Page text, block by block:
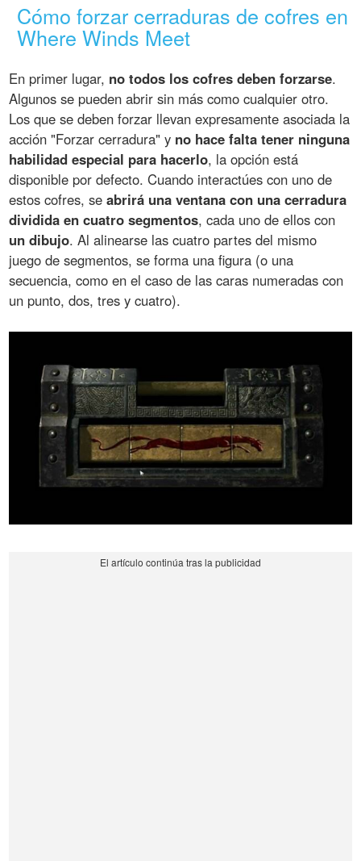
Cómo forzar cerraduras de cofres en
Where Winds Meet
En primer lugar, no todos los cofres deben forzarse.
Algunos se pueden abrir sin más como cualquier otro.
Los que se deben forzar llevan expresamente asociada la
acción "Forzar cerradura" y no hace falta tener ninguna
habilidad especial para hacerlo, la opción está
disponible por defecto. Cuando interactúes con uno de
estos cofres, seabrirá una ventana con una cerradura
dividida en cuatro segmentos, cada uno de ellos con
un dibujo. Al alinearse las cuatro partes del mismo
juego de segmentos, se forma una figura (o una
secuencia, como en el caso de las caras numeradas con
un punto, dos, tres y cuatro).